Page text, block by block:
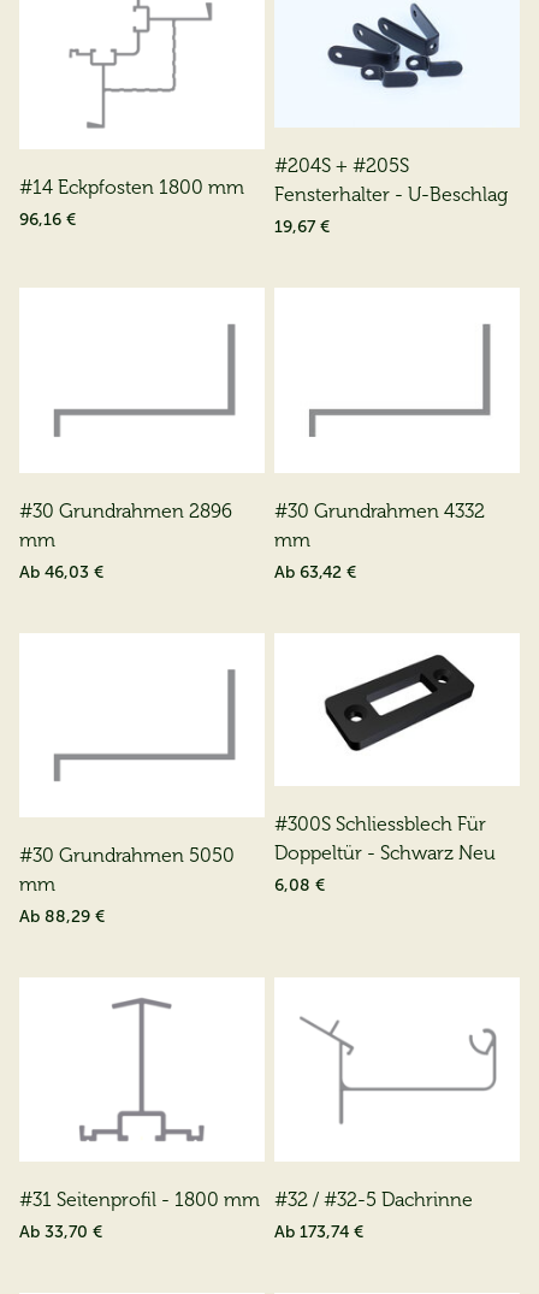
#14 Eckpfosten 1800 mm
96,16 €
#204S + #205S
Fensterhalter - U-Beschlag
19,67 €
#30 Grundrahmen 2896
mm
Ab 46,03 €
#30 Grundrahmen 4332
mm
Ab 63,42 €
#30 Grundrahmen 5050
mm
Ab 88,29 €
#300S Schliessblech Für
Doppeltür - Schwarz Neu
6,08 €
#31 Seitenprofil - 1800 mm
Ab 33,70 €
#32 / #32-5 Dachrinne
Ab 173,74 €